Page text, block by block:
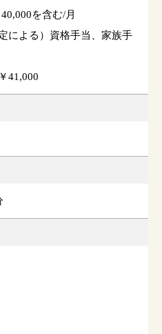
を含む/月
による）資格手当、家族手
41,000